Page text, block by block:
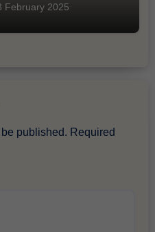
February 2025
published. Required